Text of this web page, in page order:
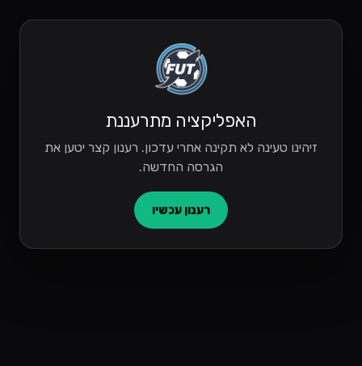
האפליקציה מתרעננת
זיהינו טעינה לא תקינה אחרי עדכון. רענון קצר יטען את
הגרסה החדשה.
רענון עכשיו